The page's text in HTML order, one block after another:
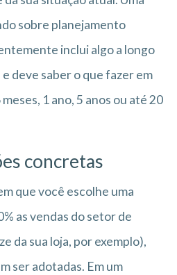
sobre planejamento
inclui algo a longo
deve saber o que fazer em
1 ano, 5 anos ou até 20
concretas
que você escolhe uma
as vendas do setor de
da sua loja, por exemplo),
ser adotadas. Em um